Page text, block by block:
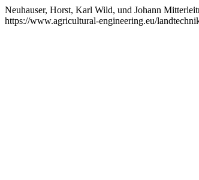
Neuhauser, Horst, Karl Wild, und Johann
https://www.agricultural-engineering.eu/